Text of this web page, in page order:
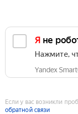
Я не
Нажмите,
Yandex
Если у вас возникли
обратной связи